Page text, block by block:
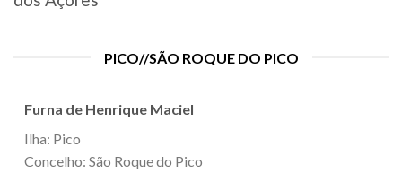
PICO//SÃO ROQUE DO PICO
Furna de Henrique Maciel
Ilha: Pico
Concelho: São Roque do Pico